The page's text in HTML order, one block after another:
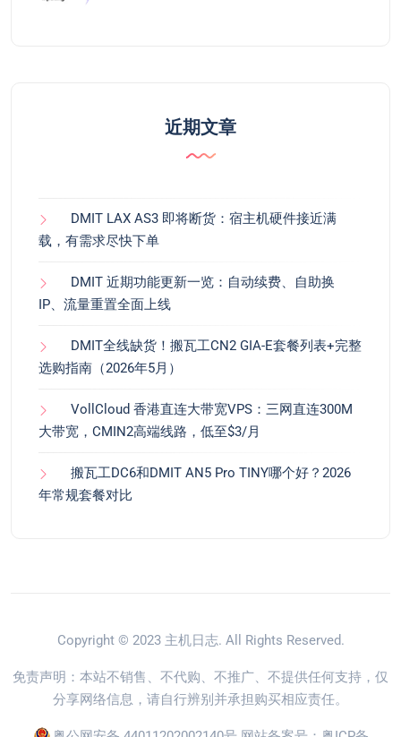
近期文章
DMIT LAX AS3 即将断货：宿主机硬件接近满
载，有需求尽快下单
DMIT 近期功能更新一览：自动续费、自助换
IP、流量重置全面上线
DMIT全线缺货！搬瓦工CN2 GIA-E套餐列表+完整
选购指南（2026年5月）
VollCloud 香港直连大带宽VPS：三网直连300M
大带宽，CMIN2高端线路，低至$3/月
搬瓦工DC6和DMIT AN5 Pro TINY哪个好？2026
年常规套餐对比
Copyright © 2023 主机日志. All Rights Reserved.
免责声明：本站不销售、不代购、不推广、不提供任何支持，仅
分享网络信息，请自行辨别并承担购买相应责任。